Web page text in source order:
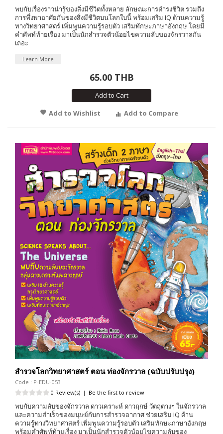
พบกับเรื่องราวน่ารู้ของสิ่งมีชีวิตทั้งหลาย ลักษณะการดำรงชิวิต รวมถึง
การพึ่งพาอาศัยกันของสิ่งมีชีวิตบนโลกใบนี้ พร้อมเสริม IQ ด้านความรู้
ทางวิทยาศาสตร์ เพิ่มพูนความรู้รอบตัว เสริมทักษะภาษาอังกฤษ โดยมี
คำศัพท์ท้ายเรื่อง มาเป็นนักสำรวจตัวน้อยไขความลับของจักรวาลกัน
เถอะ
Learn More
65.00 THB
Add to Cart
Add to Wishlist
Add to Compare
สำรวจโลกวิทยาศาสตร์ ตอน ท่องจักรวาล (ฉบับปรับปรุง)
Code : P-EDU-053
0 Review(s) | Be the first to review
พบกับความลับของจักรวาล ดาวเคราะห์ ดาวฤกษ์ วัตถุต่างๆ ในจักรวาล
และความสำเร็จของมนุษย์กับการสำรวจอากาศ ช่วยเสริม IQ ด้าน
ความรู้ทางวิทยาศาสตร์ เพิ่มพูนความรู้รอบตัว เสริมทักษะภาษาอังกฤษ
พร้อมคำศัพท์ท้ายเรื่อง มาเป็นนักสำรวจตัวน้อยไขความลับของ